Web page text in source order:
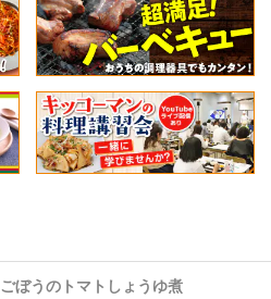
ごぼうのトマトしょうゆ煮